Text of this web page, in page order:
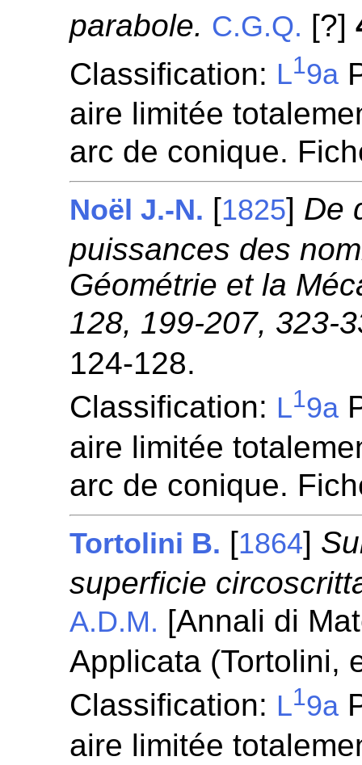
parabole. C.G.Q. [?]
Classification: L19a
aire limitée
arc de conique.
Noël J.-N. [1825] De
puissances des
Géométrie et la
128, 199-207, 323-
124-128.
Classification: L19a
aire limitée
arc de conique.
Tortolini B. [1864]
superficie
A.D.M. [Annali di
Applicata (Tortolini,
Classification: L19a
aire limitée